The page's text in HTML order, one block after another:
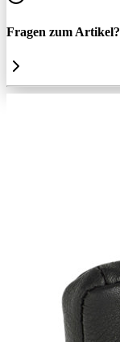
Fragen zum Artikel?